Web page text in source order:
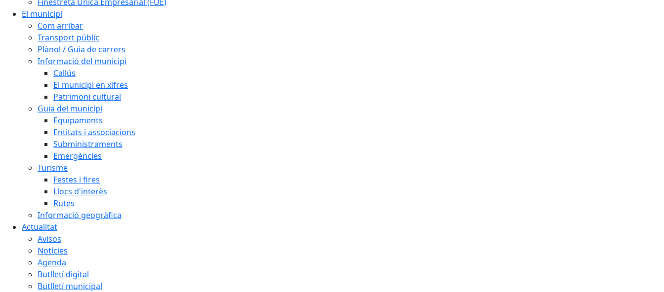
El municipi
Com arribar
Transport públic
Plànol / Guia de carrers
Informació del municipi
Callús
El municipi en xifres
Patrimoni cultural
Guia del municipi
Equipaments
Entitats i associacions
Subministraments
Emergències
Turisme
Festes i fires
Llocs d'interès
Rutes
Informació geogràfica
Actualitat
Avisos
Notícies
Agenda
Butlletí digital
Butlletí municipal